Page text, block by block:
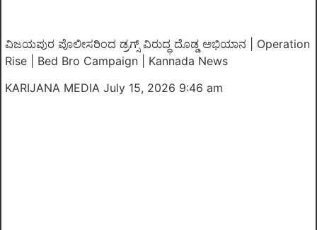
ವಿಜಯಪುರ ಪೊಲೀಸರಿಂದ ಡ್ರಗ್ಸ್ ವಿರುದ್ಧ ದೊಡ್ಡ ಅಭಿಯಾನ | Operation
Rise | Bed Bro Campaign | Kannada News
KARIJANA MEDIA July 15, 2026 9:46 am